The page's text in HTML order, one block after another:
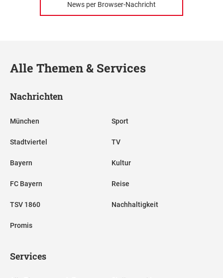
News per Browser-Nachricht
Alle Themen & Services
Nachrichten
München
Stadtviertel
Bayern
FC Bayern
TSV 1860
Promis
Sport
TV
Kultur
Reise
Nachhaltigkeit
Services